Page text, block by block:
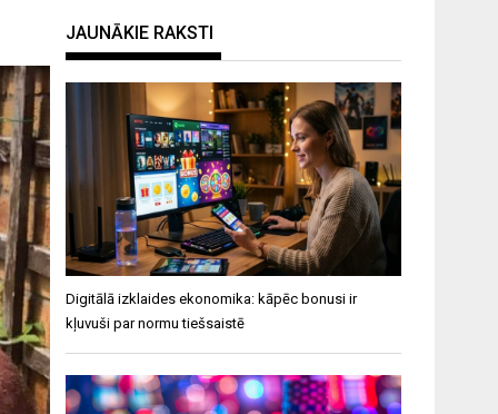
JAUNĀKIE RAKSTI
Digitālā izklaides ekonomika: kāpēc bonusi ir
kļuvuši par normu tiešsaistē